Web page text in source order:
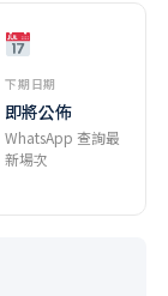
下期日期
即將公佈
WhatsApp 查詢最
新場次